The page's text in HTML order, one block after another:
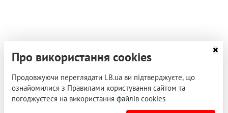
Про використання cookies
Продовжуючи переглядати LB.ua ви підтверджуєте, що
ознайомилися з Правилами користування сайтом та
погоджуєтеся на використання файлів cookies